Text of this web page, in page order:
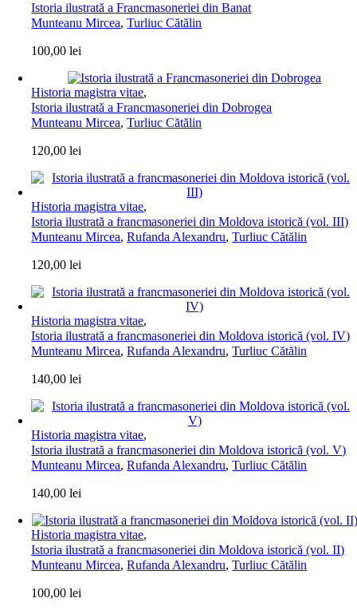
Istoria ilustrată a Francmasoneriei din Banat
Munteanu Mircea,Turliuc Cătălin
100,00lei
Historia magistra vitae,
Istoria ilustrată a Francmasoneriei din Dobrogea
Munteanu Mircea,Turliuc Cătălin
120,00lei
Historia magistra vitae,
Istoria ilustrată a francmasoneriei din Moldova istorică (vol. III)
Munteanu Mircea,Rufanda Alexandru,Turliuc Cătălin
120,00lei
Historia magistra vitae,
Istoria ilustrată a francmasoneriei din Moldova istorică (vol. IV)
Munteanu Mircea,Rufanda Alexandru,Turliuc Cătălin
140,00lei
Historia magistra vitae,
Istoria ilustrată a francmasoneriei din Moldova istorică (vol. V)
Munteanu Mircea,Rufanda Alexandru,Turliuc Cătălin
140,00lei
Historia magistra vitae,
Istoria ilustrată a francmasoneriei din Moldova istorică (vol. II)
Munteanu Mircea,Rufanda Alexandru,Turliuc Cătălin
100,00lei